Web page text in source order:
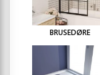
BRUSEDØRE